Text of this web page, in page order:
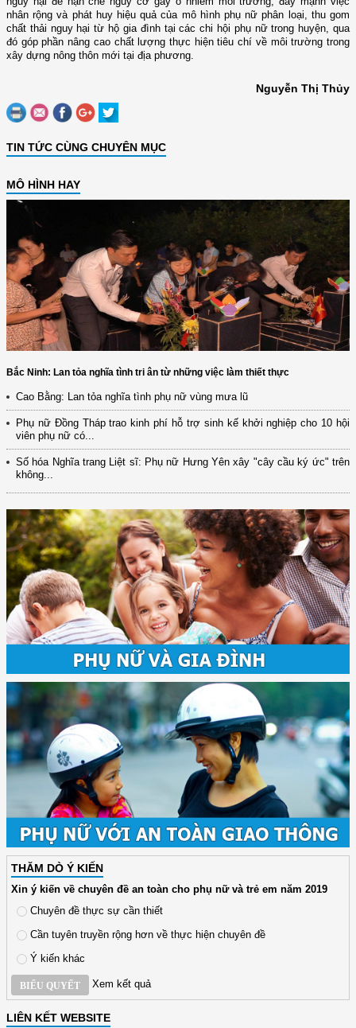
nhân rộng và phát huy hiệu quả của mô hình phụ nữ phân loại, thu gom
chất thải nguy hại từ hộ gia đình tại các chi hội phụ nữ trong huyện, qua
đó góp phần nâng cao chất lượng thực hiện tiêu chí về môi trường trong
xây dựng nông thôn mới tại địa phương.
Nguyễn Thị Thủy
TIN TỨC CÙNG CHUYÊN MỤC
MÔ HÌNH HAY
Bắc Ninh: Lan tỏa nghĩa tình tri ân từ những việc làm thiết thực
Cao Bằng: Lan tỏa nghĩa tình phụ nữ vùng mưa lũ
Phụ nữ Đồng Tháp trao kinh phí hỗ trợ sinh kế khởi nghiệp cho 10 hội
viên phụ nữ có...
Số hóa Nghĩa trang Liệt sĩ: Phụ nữ Hưng Yên xây "cây cầu ký ức" trên
không...
THĂM DÒ Ý KIẾN
Xin ý kiến về chuyên đề an toàn cho phụ nữ và trẻ em năm 2019
Chuyên đề thực sự cần thiết
Cần tuyên truyền rộng hơn về thực hiện chuyên đề
Ý kiến khác
BIỂU QUYẾT Xem kết quả
LIÊN KẾT WEBSITE